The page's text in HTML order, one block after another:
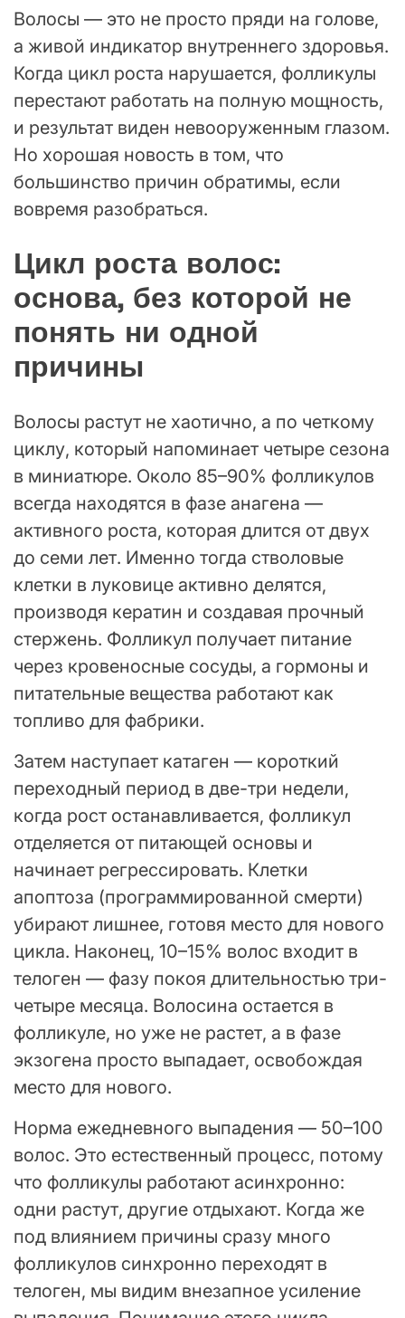
Волосы — это не просто пряди на голове,
а живой индикатор внутреннего здоровья.
Когда цикл роста нарушается, фолликулы
перестают работать на полную мощность,
и результат виден невооруженным глазом.
Но хорошая новость в том, что
большинство причин обратимы, если
вовремя разобраться.
Цикл роста волос:
основа, без которой не
понять ни одной
причины
Волосы растут не хаотично, а по четкому
циклу, который напоминает четыре сезона
в миниатюре. Около 85–90% фолликулов
всегда находятся в фазе анагена —
активного роста, которая длится от двух
до семи лет. Именно тогда стволовые
клетки в луковице активно делятся,
производя кератин и создавая прочный
стержень. Фолликул получает питание
через кровеносные сосуды, а гормоны и
питательные вещества работают как
топливо для фабрики.
Затем наступает катаген — короткий
переходный период в две-три недели,
когда рост останавливается, фолликул
отделяется от питающей основы и
начинает регрессировать. Клетки
апоптоза (программированной смерти)
убирают лишнее, готовя место для нового
цикла. Наконец, 10–15% волос входит в
телоген — фазу покоя длительностью три-
четыре месяца. Волосина остается в
фолликуле, но уже не растет, а в фазе
экзогена просто выпадает, освобождая
место для нового.
Норма ежедневного выпадения — 50–100
волос. Это естественный процесс, потому
что фолликулы работают асинхронно:
одни растут, другие отдыхают. Когда же
под влиянием причины сразу много
фолликулов синхронно переходят в
телоген, мы видим внезапное усиление